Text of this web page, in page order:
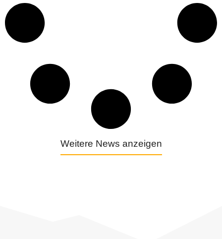
Weitere News anzeigen